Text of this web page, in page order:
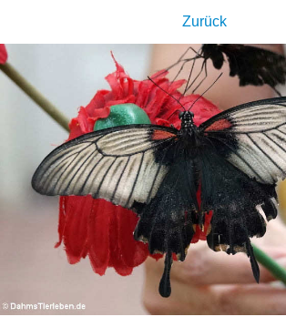
Zurück